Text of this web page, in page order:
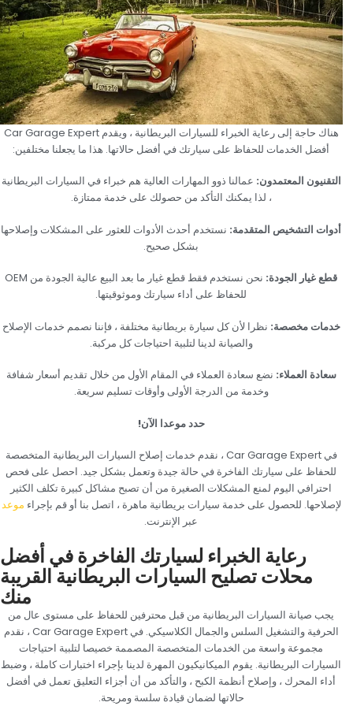
‏هناك حاجة إلى رعاية الخبراء للسيارات البريطانية ، ويقدم Car Garage Expert
أفضل الخدمات للحفاظ على سيارتك في أفضل حالاتها. هذا ما يجعلنا مختلفين:‏
‏التقنيون المعتمدون: ‏ ‏عمالنا ذوو المهارات العالية هم خبراء في السيارات البريطانية
، لذا يمكنك التأكد من حصولك على خدمة ممتازة.‏
‏أدوات التشخيص المتقدمة: ‏ ‏نستخدم أحدث الأدوات للعثور على المشكلات وإصلاحها
بشكل صحيح.‏
‏قطع غيار الجودة: ‏
‏نحن نستخدم فقط قطع غيار ما بعد البيع عالية الجودة من OEM
للحفاظ على أداء سيارتك وموثوقيتها.‏
‏خدمات مخصصة: ‏ ‏نظرا لأن كل سيارة بريطانية مختلفة ، فإننا نصمم خدمات الإصلاح
والصيانة لدينا لتلبية احتياجات كل مركبة.‏
‏سعادة العملاء: ‏ ‏نضع سعادة العملاء في المقام الأول من خلال تقديم أسعار شفافة
وخدمة من الدرجة الأولى وأوقات تسليم سريعة.‏
‏حدد موعدا الآن!‏
‏في Car Garage Expert ، نقدم خدمات إصلاح السيارات البريطانية المتخصصة
للحفاظ على سيارتك الفاخرة في حالة جيدة وتعمل بشكل جيد. احصل على فحص
احترافي اليوم لمنع المشكلات الصغيرة من أن تصبح مشاكل كبيرة تكلف الكثير
لإصلاحها. للحصول على خدمة سيارات بريطانية ماهرة ، اتصل بنا أو قم بإجراء‏ ‏موعد‏
عبر الإنترنت.‏
‏رعاية الخبراء لسيارتك الفاخرة في أفضل
محلات تصليح السيارات البريطانية القريبة
منك‏
‏يجب صيانة السيارات البريطانية من قبل محترفين للحفاظ على مستوى عال من
الحرفية والتشغيل السلس والجمال الكلاسيكي. في Car Garage Expert ، نقدم
مجموعة واسعة من الخدمات المتخصصة المصممة خصيصا لتلبية احتياجات
السيارات البريطانية. يقوم الميكانيكيون المهرة لدينا بإجراء اختبارات كاملة ، وضبط
أداء المحرك ، وإصلاح أنظمة الكبح ، والتأكد من أن أجزاء التعليق تعمل في أفضل
حالاتها لضمان قيادة سلسة ومريحة.‏